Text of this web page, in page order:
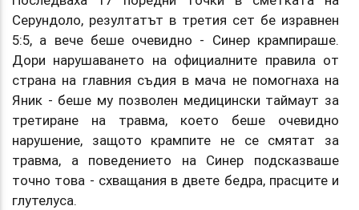
Серундоло, резултатът в третия сет бе изравнен
5:5, а вече беше очевидно - Синер крампираше.
Дори нарушаването на официалните правила от
страна на главния съдия в мача не помогнаха на
Яник - беше му позволен медицински таймаут за
третиране на травма, което беше очевидно
нарушение, защото крампите не се смятат за
травма, а поведението на Синер подсказваше
точно това - схващания в двете бедра, прасците и
глутелуса.